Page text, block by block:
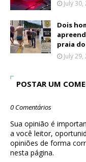
July
Dois
praia do
July
POSTAR UM
0 Comentários
Sua opinião é
a você leitor,
opiniões de forma
nesta página.